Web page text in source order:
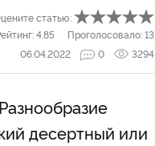
статью:
4.85 Проголосовало:13
06.04.2022
0 3294
десертный или